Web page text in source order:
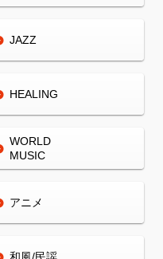
JAZZ
HEALING
WORLD
MUSIC
アニメ